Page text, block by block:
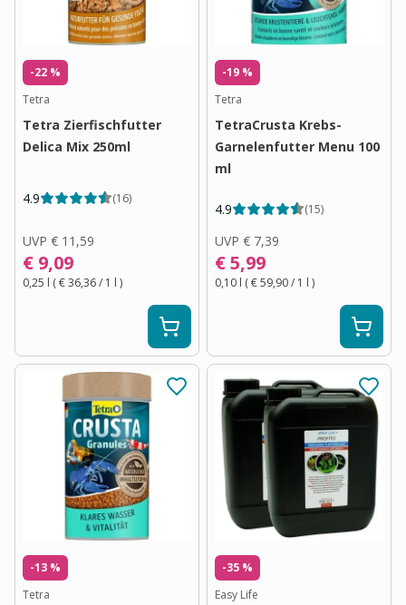
-22 %
Tetra
Tetra Zierfischfutter
Delica Mix 250ml
4.9 (16)
UVP € 11,59
€ 9,09
0,25 l (€ 36,36/ 1 l )
-19 %
Tetra
TetraCrusta Krebs-
Garnelenfutter Menu 100
ml
4.9 (15)
UVP € 7,39
€ 5,99
0,10 l (€ 59,90/ 1 l )
-13 %
Tetra
-35 %
Easy Life